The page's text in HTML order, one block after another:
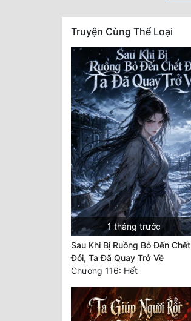
Truyện Cùng Thể Loại
1 tháng trước
Sau Khi Bị Ruồng Bỏ Đến Chết
Đói, Ta Đã Quay Trở Về
Chương 116: Hết